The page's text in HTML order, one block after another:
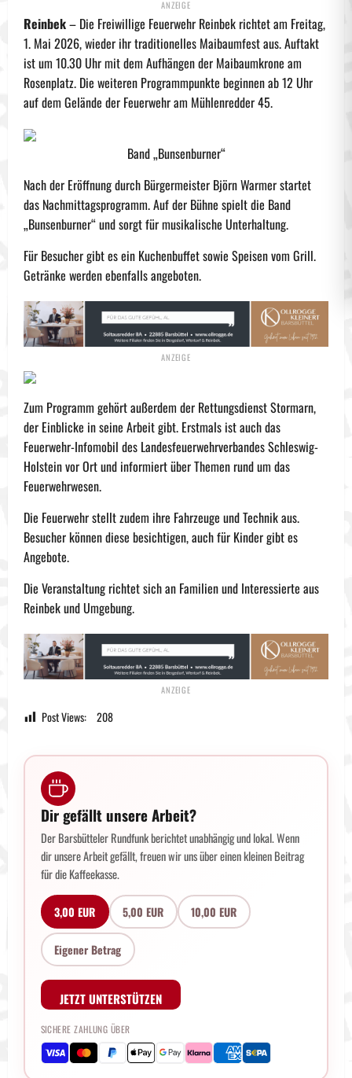
Reinbek– Die Freiwillige Feuerwehr Reinbek richtet am Freitag,
1. Mai 2026, wieder ihr traditionelles Maibaumfest aus. Auftakt
ist um 10.30 Uhr mit dem Aufhängen der Maibaumkrone am
Rosenplatz. Die weiteren Programmpunkte beginnen ab 12 Uhr
auf dem Gelände der Feuerwehr am Mühlenredder 45.
Band „Bunsenburner“
Nach der Eröffnung durch Bürgermeister Björn Warmer startet
das Nachmittagsprogramm. Auf der Bühne spielt die Band
„Bunsenburner“ und sorgt für musikalische Unterhaltung.
Für Besucher gibt es ein Kuchenbuffet sowie Speisen vom Grill.
Getränke werden ebenfalls angeboten.
Zum Programm gehört außerdem der Rettungsdienst Stormarn,
der Einblicke in seine Arbeit gibt. Erstmals ist auch das
Feuerwehr-Infomobil des Landesfeuerwehrverbandes Schleswig-
Holstein vor Ort und informiert über Themen rund um das
Feuerwehrwesen.
Die Feuerwehr stellt zudem ihre Fahrzeuge und Technik aus.
Besucher können diese besichtigen, auch für Kinder gibt es
Angebote.
Die Veranstaltung richtet sich an Familien und Interessierte aus
Reinbek und Umgebung.
Post Views: 208
Dir gefällt unsere Arbeit?
Der Barsbütteler Rundfunk berichtet unabhängig und lokal. Wenn
dir unsere Arbeit gefällt, freuen wir uns über einen kleinen Beitrag
für die Kaffeekasse.
3,00 EUR 5,00 EUR 10,00 EUR
Eigener Betrag
JETZT UNTERSTÜTZEN
SICHERE ZAHLUNG ÜBER